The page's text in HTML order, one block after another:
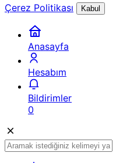
Çerez Politikası Kabul
Anasayfa
Hesabım
Bildirimler
0